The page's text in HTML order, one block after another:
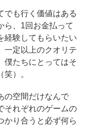
も行く価値はある
ら、1回お金払って
経験してもらいたい
一定以上のクオリテ
僕たちにとってはそ
）。
の空間だけなんで
それぞれのゲームの
かり合うと必ず何ら